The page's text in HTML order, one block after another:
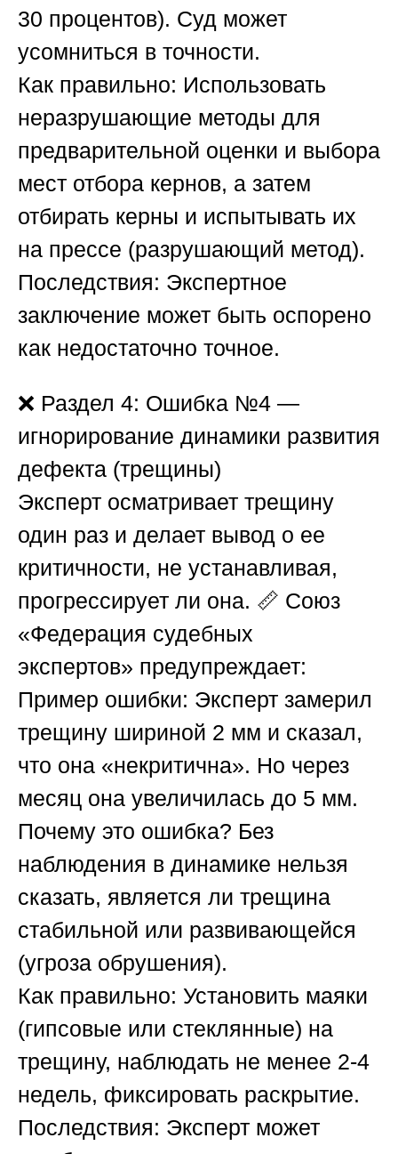
30 процентов). Суд может
усомниться в точности.
Как правильно: Использовать
неразрушающие методы для
предварительной оценки и выбора
мест отбора кернов, а затем
отбирать керны и испытывать их
на прессе (разрушающий метод).
Последствия: Экспертное
заключение может быть оспорено
как недостаточно точное.
❌ Раздел 4: Ошибка №4 —
игнорирование динамики развития
дефекта (трещины)
Эксперт осматривает трещину
один раз и делает вывод о ее
критичности, не устанавливая,
прогрессирует ли она. 📏 Союз
«Федерация судебных
экспертов» предупреждает:
Пример ошибки: Эксперт замерил
трещину шириной 2 мм и сказал,
что она «некритична». Но через
месяц она увеличилась до 5 мм.
Почему это ошибка? Без
наблюдения в динамике нельзя
сказать, является ли трещина
стабильной или развивающейся
(угроза обрушения).
Как правильно: Установить маяки
(гипсовые или стеклянные) на
трещину, наблюдать не менее 2-4
недель, фиксировать раскрытие.
Последствия: Эксперт может